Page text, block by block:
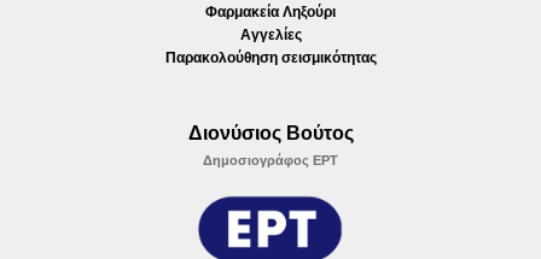
Φαρμακεία Ληξούρι
Αγγελίες
Παρακολούθηση σεισμικότητας
Διονύσιος Βούτος
Δημοσιογράφος ΕΡΤ